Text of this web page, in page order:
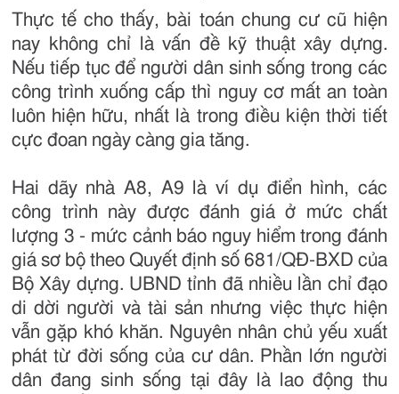
Thực tế cho thấy, bài toán chung cư cũ hiện
nay không chỉ là vấn đề kỹ thuật xây dựng.
Nếu tiếp tục để người dân sinh sống trong các
công trình xuống cấp thì nguy cơ mất an toàn
luôn hiện hữu, nhất là trong điều kiện thời tiết
cực đoan ngày càng gia tăng.
Hai dãy nhà A8, A9 là ví dụ điển hình, các
công trình này được đánh giá ở mức chất
lượng 3 - mức cảnh báo nguy hiểm trong đánh
giá sơ bộ theo Quyết định số 681/QĐ-BXD của
Bộ Xây dựng. UBND tỉnh đã nhiều lần chỉ đạo
di dời người và tài sản nhưng việc thực hiện
vẫn gặp khó khăn. Nguyên nhân chủ yếu xuất
phát từ đời sống của cư dân. Phần lớn người
dân đang sinh sống tại đây là lao động thu